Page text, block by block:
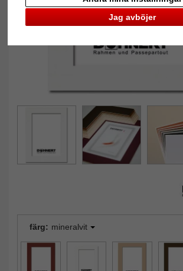
Jag avböjer
färg: mineralvit